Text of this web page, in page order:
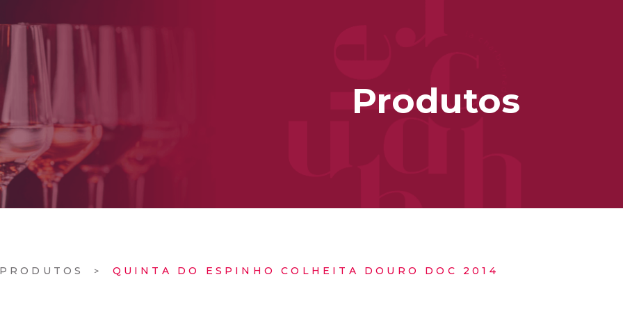
Produtos
QUINTA DO ESPINHO COLHEITA DOURO DOC 2014